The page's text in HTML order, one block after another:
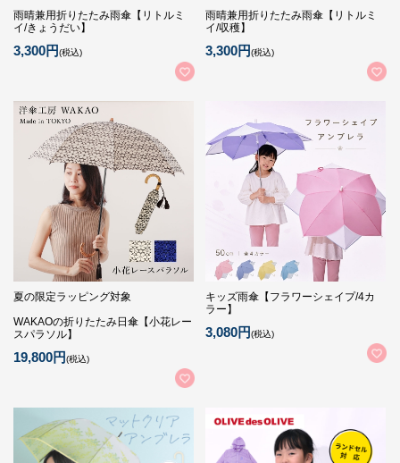
雨晴兼用折りたたみ雨傘【リトルミ
イ/きょうだい】
3,300円(税込)
雨晴兼用折りたたみ雨傘【リトルミ
イ/収穫】
3,300円(税込)
夏の限定ラッピング対象
WAKAOの折りたたみ日傘【小花レー
スパラソル】
19,800円(税込)
キッズ雨傘【フラワーシェイプ/4カ
ラー】
3,080円(税込)